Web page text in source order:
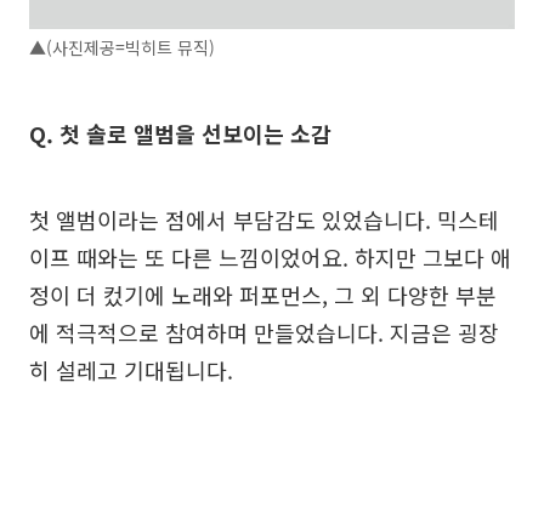
▲(사진제공=빅히트 뮤직)
Q. 첫 솔로 앨범을 선보이는 소감
첫 앨범이라는 점에서 부담감도 있었습니다. 믹스테
이프 때와는 또 다른 느낌이었어요. 하지만 그보다 애
정이 더 컸기에 노래와 퍼포먼스, 그 외 다양한 부분
에 적극적으로 참여하며 만들었습니다. 지금은 굉장
히 설레고 기대됩니다.